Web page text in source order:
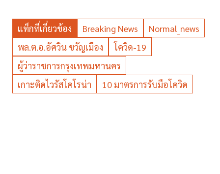
แท็กที่เกี่ยวข้อง Breaking News
Normal_news
พล.ต.อ.อัศวิน ขวัญเมือง
โควิด-19
ผู้ว่าราชการกรุงเทพมหานคร
เกาะติดไวรัสโคโรน่า
10 มาตรการรับมือโควิด